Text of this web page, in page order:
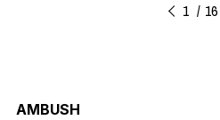
1 16
AMBUSH